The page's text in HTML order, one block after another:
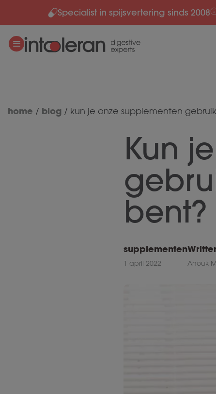
Meteen naar de contentSpecialist in spijsvertering sinds 2008
home / blog / kun je onze supplementen
Kun
bent?
supplementen
1 april 2022 Anouk